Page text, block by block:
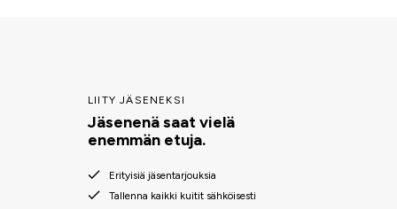
LIITY JÄSENEKSI
Jäsenenä saat vielä
enemmän etuja.
Erityisiä jäsentarjouksia
Tallenna kaikki kuitit sähköisesti